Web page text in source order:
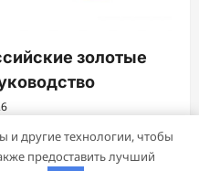
золотые
и другие технологии, чтобы
предоставить лучший